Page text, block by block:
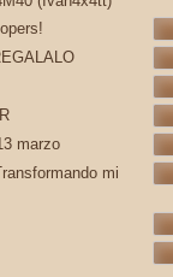
marzo
mi